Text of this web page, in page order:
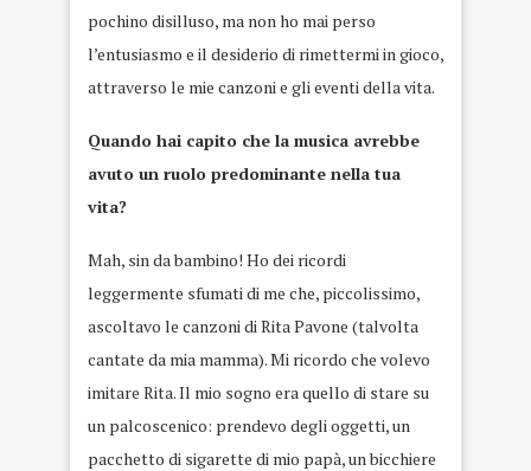
pochino disilluso, ma non ho mai perso
l’entusiasmo e il desiderio di rimettermi in gioco,
attraverso le mie canzoni e gli eventi della vita.
Quando hai capito che la musica avrebbe
avuto un ruolo predominante nella tua
vita?
Mah, sin da bambino! Ho dei ricordi
leggermente sfumati di me che, piccolissimo,
ascoltavo le canzoni di Rita Pavone (talvolta
cantate da mia mamma). Mi ricordo che volevo
imitare Rita. Il mio sogno era quello di stare su
un palcoscenico: prendevo degli oggetti, un
pacchetto di sigarette di mio papà, un bicchiere